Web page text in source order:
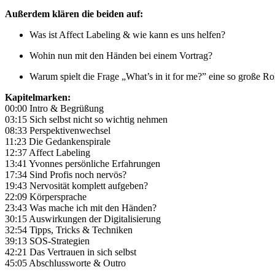
Außerdem klären die beiden auf:
Was ist Affect Labeling & wie kann es uns helfen?
Wohin nun mit den Händen bei einem Vortrag?
Warum spielt die Frage „What’s in it for me?” eine so große
Kapitelmarken:
00:00 Intro & Begrüßung
03:15 Sich selbst nicht so wichtig nehmen
08:33 Perspektivenwechsel
11:23 Die Gedankenspirale
12:37 Affect Labeling
13:41 Yvonnes persönliche Erfahrungen
17:34 Sind Profis noch nervös?
19:43 Nervosität komplett aufgeben?
22:09 Körpersprache
23:43 Was mache ich mit den Händen?
30:15 Auswirkungen der Digitalisierung
32:54 Tipps, Tricks & Techniken
39:13 SOS-Strategien
42:21 Das Vertrauen in sich selbst
45:05 Abschlussworte & Outro